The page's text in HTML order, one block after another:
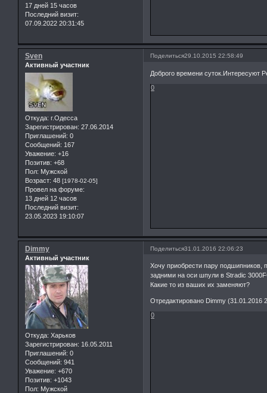
17 дней 15 часов
Последний визит:
07.09.2022 20:31:45
Поделиться29.10.2015 22:58:49
Sven
Активный участник
Откуда: г.Одесса
Зарегистрирован: 27.06.2014
Приглашений: 0
Сообщений: 167
Уважение: +16
Позитив: +68
Пол: Мужской
Возраст: 48 [1978-02-05]
Провел на форуме:
13 дней 12 часов
Последний визит:
23.05.2023 19:10:07
Доброго времени суток.Интересуют
0
Поделиться31.01.2016 22:06:23
Dimmy
Активный участник
Откуда: Харьков
Зарегистрирован: 16.05.2011
Приглашений: 0
Сообщений: 941
Уважение: +670
Позитив: +1043
Пол: Мужской
Хочу приобрести пару подшипников,
задними на оси шпули в Stradic
Какие то из ваших их заменяют?
Отредактировано Dimmy (31.01.2016
0